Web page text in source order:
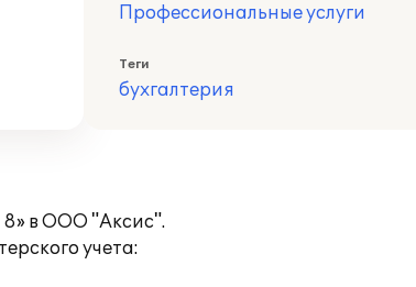
Профессиональные услуги
Теги
бухгалтерия
8» в ООО "Аксис".
учета: